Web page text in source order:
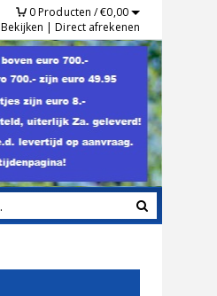
0Producten /€0,00
Bekijken | Direct afrekenen